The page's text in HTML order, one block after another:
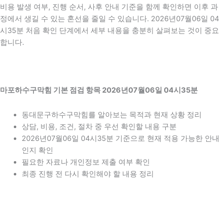
비용 발생 여부, 진행 순서, 사후 안내 기준을 함께 확인하면 이후 과
정에서 생길 수 있는 혼선을 줄일 수 있습니다. 2026년07월06일 04
시35분 처음 확인 단계에서 세부 내용을 충분히 살펴보는 것이 중요
합니다.
마포하수구막힘 기본 점검 항목 2026년07월06일 04시35분
동대문구하수구막힘를 알아보는 목적과 현재 상황 정리
상담, 비용, 조건, 절차 중 우선 확인할 내용 구분
2026년07월06일 04시35분 기준으로 현재 적용 가능한 안내
인지 확인
필요한 자료나 개인정보 제출 여부 확인
최종 진행 전 다시 확인해야 할 내용 정리